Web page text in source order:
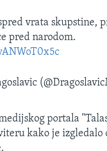
vrata skupstine,
pred narodom.
portala
kako je izgledalo